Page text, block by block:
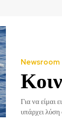
Newsroom
Για να είμαι
υπάρχει